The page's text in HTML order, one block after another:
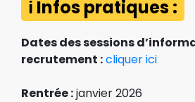
ℹ️ Infos pratiques :
Dates des sessions
recrutement :cliquer ici
Rentrée :janvier 2026